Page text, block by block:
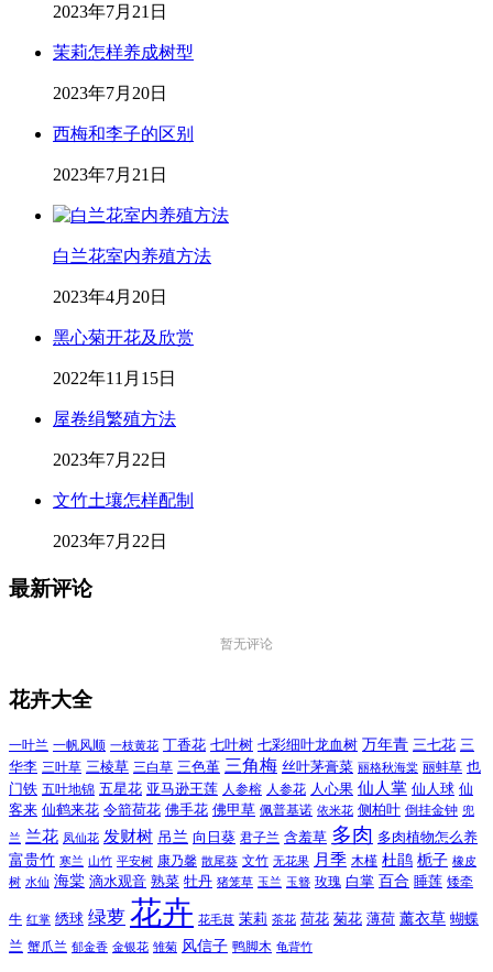
2023年7月21日
茉莉怎样养成树型
2023年7月20日
西梅和李子的区别
2023年7月21日
白兰花室内养殖方法
2023年4月20日
黑心菊开花及欣赏
2022年11月15日
屋卷绢繁殖方法
2023年7月22日
文竹土壤怎样配制
2023年7月22日
最新评论
暂无评论
花卉大全
一叶兰 一帆风顺 一枝黄花 丁香花 七叶树 七彩细叶龙血树 万年青 三七花 三
华李 三叶草 三棱草 三白草 三色堇 三角梅 丝叶茅膏菜 丽格秋海棠 丽蚌草 也
门铁 五叶地锦 五星花 亚马逊王莲 人参榕 人参花 人心果 仙人掌 仙人球 仙
客来 仙鹤来花 令箭荷花 佛手花 佛甲草 佩普基诺 依米花 侧柏叶 倒挂金钟 兜
兰 兰花 凤仙花 发财树 吊兰 向日葵 君子兰 含羞草 多肉 多肉植物怎么养
富贵竹 寒兰 山竹 平安树 康乃馨 散尾葵 文竹 无花果 月季 木槿 杜鹃 栀子 橡皮
树 水仙 海棠 滴水观音 熟菜 牡丹 猪笼草 玉兰 玉簪 玫瑰 白掌 百合 睡莲 矮牵
牛 红掌 绣球 绿萝 花卉 花毛茛 茉莉 茶花 荷花 菊花 薄荷 薰衣草 蝴蝶
兰 蟹爪兰 郁金香 金银花 雏菊 风信子 鸭脚木 龟背竹